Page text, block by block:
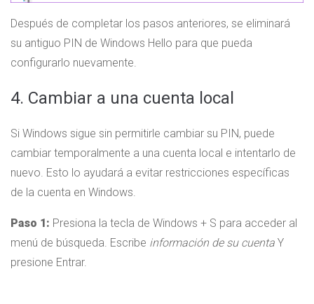
Después de completar los pasos anteriores, se eliminará
su antiguo PIN de Windows Hello para que pueda
configurarlo nuevamente.
4. Cambiar a una cuenta local
Si Windows sigue sin permitirle cambiar su PIN, puede
cambiar temporalmente a una cuenta local e intentarlo de
nuevo. Esto lo ayudará a evitar restricciones específicas
de la cuenta en Windows.
Paso 1: Presiona la tecla de Windows + S para acceder al
menú de búsqueda. Escribe información de su cuenta Y
presione Entrar.